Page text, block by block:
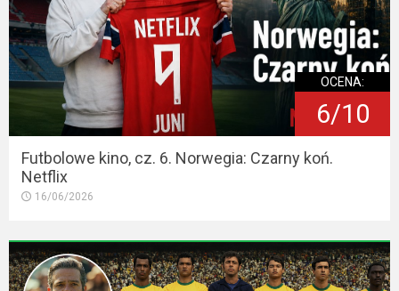
OCENA:
6/10
Futbolowe kino, cz. 6. Norwegia: Czarny koń.
Netflix
16/06/2026